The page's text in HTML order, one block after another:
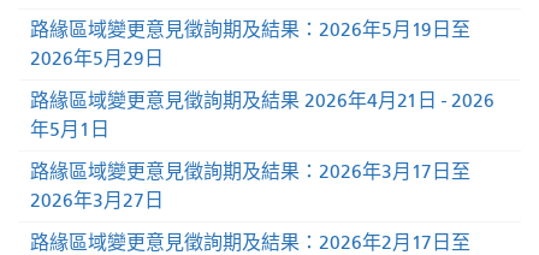
路緣區域變更意見徵詢期及結果：2026年5月19日至
2026年5月29日
路緣區域變更意見徵詢期及結果 2026年4月21日 - 2026
年5月1日
路緣區域變更意見徵詢期及結果：2026年3月17日至
2026年3月27日
路緣區域變更意見徵詢期及結果：2026年2月17日至